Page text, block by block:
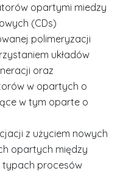
opartymi miedzy
(CDs)
polimeryzacji
układów
oraz
w opartych o
w tym oparte o
z użyciem nowych
opartych między
typach procesów